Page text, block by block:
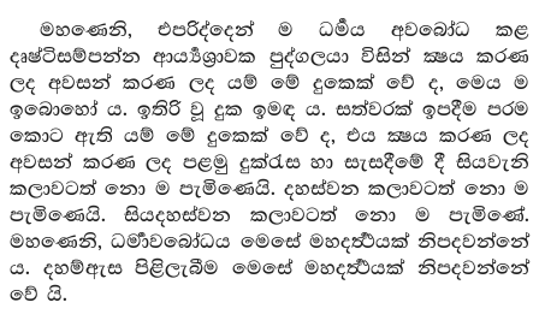
මහණෙනි, එපරිද්දෙන් ම ධර්‍මය අවබෝධ කළ
දෘෂ්ටිසම්පන්න ආර්‍ය්‍යශ්‍රාවක පුද්ගලයා විසින් ක්‍ෂය කරණ
ලද අවසන් කරණ ලද යම් මේ දුකෙක් වේ ද, මෙය ම
ඉබොහෝ ය. ඉතිරි වූ දුක ඉමඳ ය. සත්වරක් ඉපදීම පරම
කොට ඇති යම් මේ දුකෙක් වේ ද, එය ක්‍ෂය කරණ ලද
අවසන් කරණ ලද පළමු දුක්රැස හා සැසදීමේ දී සියවැනි
කලාවටත් නො ම පැමිණෙයි. දහස්වන කලාවටත් නො ම
පැමිණෙයි. සියදහස්වන කලාවටත් නො ම පැමිණේ.
මහණෙනි, ධර්‍මාවබෝධය මෙසේ මහදර්‍ත්‍ථයක් නිපදවන්නේ
ය. දහම්ඇස පිළිලැබීම මෙසේ මහදර්‍ත්‍ථයක් නිපදවන්නේ
වේ යි.